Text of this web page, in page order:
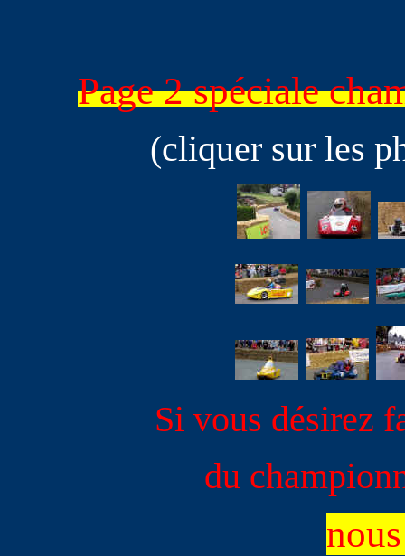
Page 2 spéciale
(cliquer sur les
Si vous désirez
du